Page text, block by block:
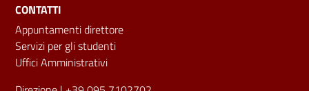
CONTATTI
Appuntamenti direttore
Servizi per gli studenti
Uffici Amministrativi